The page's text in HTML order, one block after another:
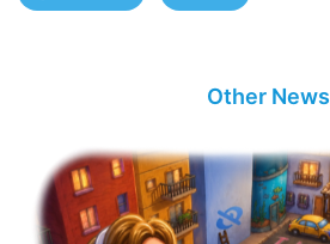
Other News